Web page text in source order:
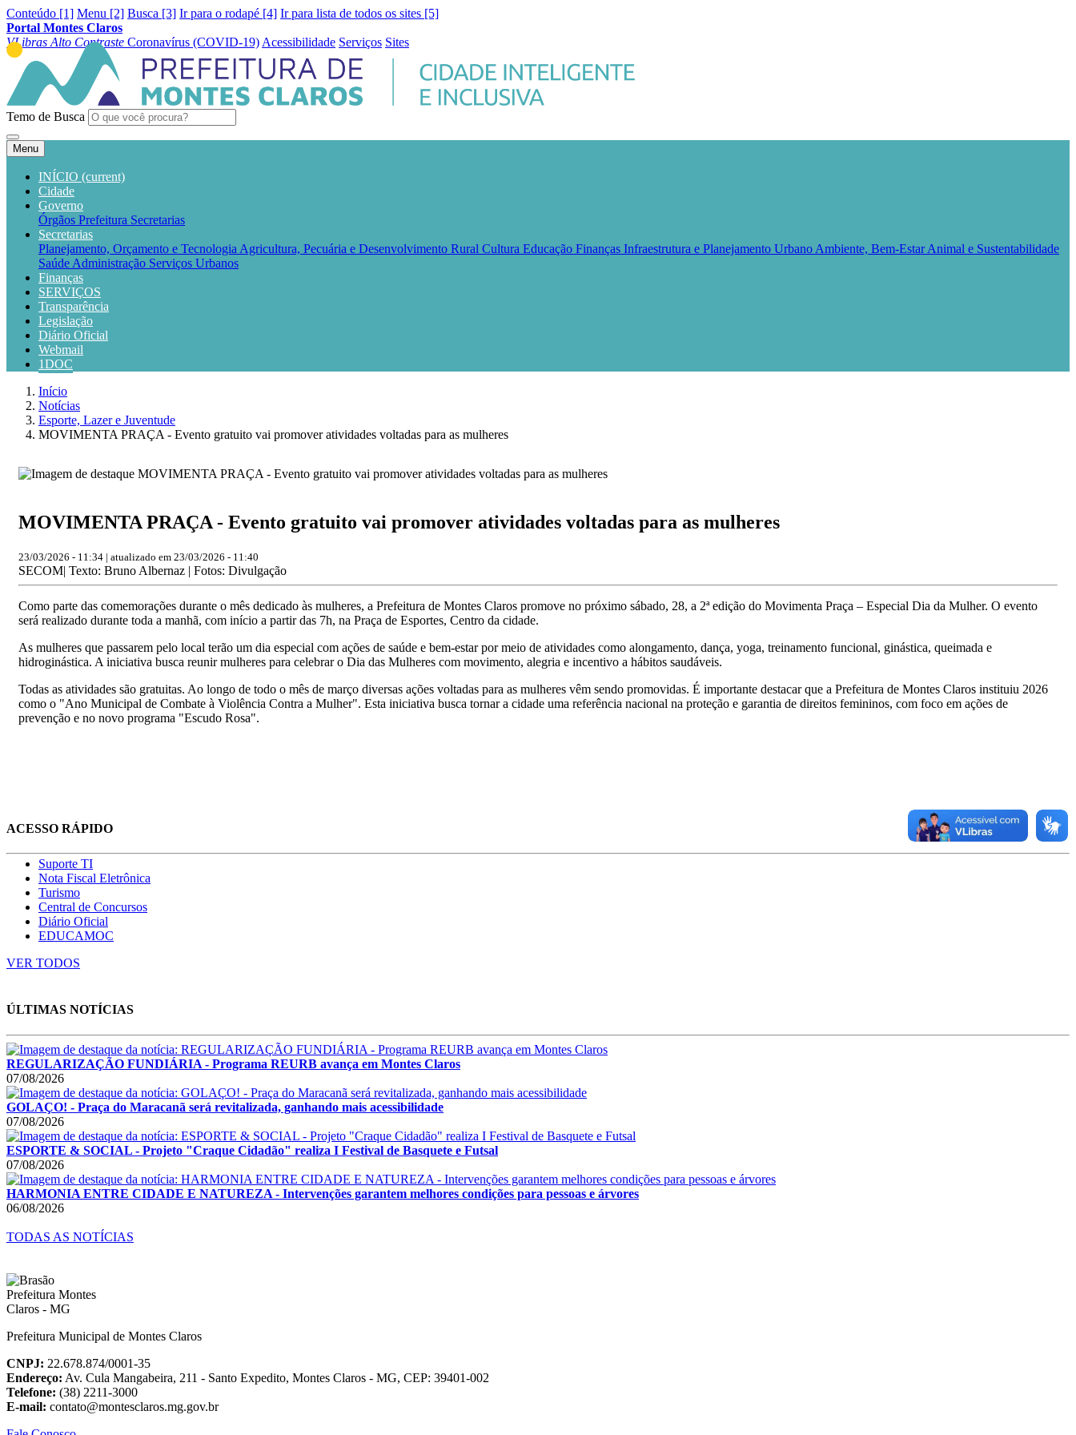
Conteúdo [1] Menu [2] Busca [3] Ir para o rodapé [4] Ir para lista de todos os sites [5]
Portal Montes Claros
VLibras Alto Contraste Coronavírus (COVID-19) Acessibilidade Serviços Sites
Temo de Busca
Menu
INÍCIO (current)
Cidade
Governo
Órgãos Prefeitura Secretarias
Secretarias
Planejamento, Orçamento e Tecnologia Agricultura, Pecuária e Desenvolvimento Rural Cultura Educação Finanças Infraestrutura e Planejamento Urbano Ambiente, Bem-Estar Animal e Sustentabilidade
Saúde Administração Serviços Urbanos
Finanças
SERVIÇOS
Transparência
Legislação
Diário Oficial
Webmail
1DOC
Início
Notícias
Esporte, Lazer e Juventude
MOVIMENTA PRAÇA - Evento gratuito vai promover atividades voltadas para as mulheres
MOVIMENTA PRAÇA - Evento gratuito vai promover atividades voltadas para as mulheres
23/03/2026 - 11:34 | atualizado em 23/03/2026 - 11:40
SECOM| Texto: Bruno Albernaz | Fotos: Divulgação
Como parte das comemorações durante o mês dedicado às mulheres, a Prefeitura de Montes Claros promove no próximo sábado, 28, a 2ª edição do Movimenta Praça – Especial Dia da Mulher. O evento
será realizado durante toda a manhã, com início a partir das 7h, na Praça de Esportes, Centro da cidade.
As mulheres que passarem pelo local terão um dia especial com ações de saúde e bem-estar por meio de atividades como alongamento, dança, yoga, treinamento funcional, ginástica, queimada e
hidroginástica. A iniciativa busca reunir mulheres para celebrar o Dia das Mulheres com movimento, alegria e incentivo a hábitos saudáveis.
Todas as atividades são gratuitas. Ao longo de todo o mês de março diversas ações voltadas para as mulheres vêm sendo promovidas. É importante destacar que a Prefeitura de Montes Claros instituiu 2026
como o "Ano Municipal de Combate à Violência Contra a Mulher". Esta iniciativa busca tornar a cidade uma referência nacional na proteção e garantia de direitos femininos, com foco em ações de
prevenção e no novo programa "Escudo Rosa".
ACESSO RÁPIDO
Suporte TI
Nota Fiscal Eletrônica
Turismo
Central de Concursos
Diário Oficial
EDUCAMOC
VER TODOS
ÚLTIMAS NOTÍCIAS
REGULARIZAÇÃO FUNDIÁRIA - Programa REURB avança em Montes Claros
07/08/2026
GOLAÇO! - Praça do Maracanã será revitalizada, ganhando mais acessibilidade
07/08/2026
ESPORTE & SOCIAL - Projeto "Craque Cidadão" realiza I Festival de Basquete e Futsal
07/08/2026
HARMONIA ENTRE CIDADE E NATUREZA - Intervenções garantem melhores condições para pessoas e árvores
06/08/2026
TODAS AS NOTÍCIAS
Prefeitura Municipal de Montes Claros
CNPJ: 22.678.874/0001-35
Endereço: Av. Cula Mangabeira, 211 - Santo Expedito, Montes Claros - MG, CEP: 39401-002
Telefone: (38) 2211-3000
E-mail: contato@montesclaros.mg.gov.br